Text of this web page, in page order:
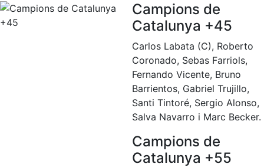
Campions de
Catalunya +45
Carlos Labata (C), Roberto
Coronado, Sebas Farriols,
Fernando Vicente, Bruno
Barrientos, Gabriel Trujillo,
Santi Tintoré, Sergio Alonso,
Salva Navarro i Marc Becker.
Campions de
Catalunya +55